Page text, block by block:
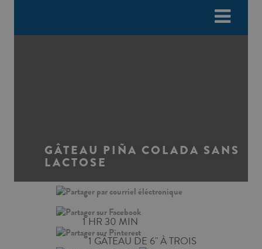
e
a
d
GÂTEAU PIÑA COLADA SANS
LACTOSE
1 HR 30 MIN
1 GÂTEAU DE 6" À TROIS